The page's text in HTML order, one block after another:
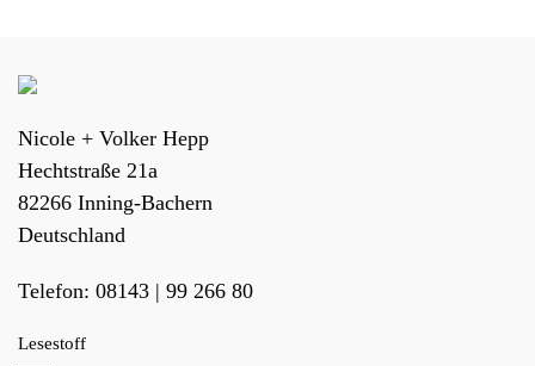
Nicole + Volker Hepp
Hechtstraße 21a
82266 Inning-Bachern
Deutschland
Telefon: 08143 | 99 266 80
Lesestoff